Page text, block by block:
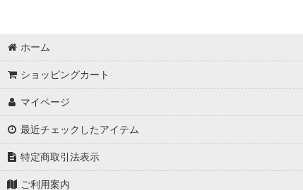
ホーム
ショッピングカート
マイページ
最近チェックしたアイテム
特定商取引法表示
ご利用案内